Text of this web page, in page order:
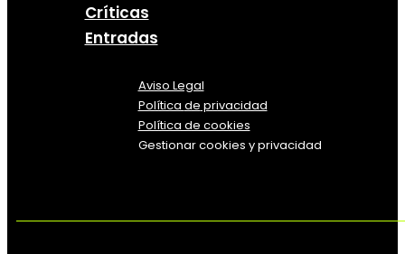
Críticas
Entradas
Aviso Legal
Política de privacidad
Política de cookies
Gestionar cookies y privacidad